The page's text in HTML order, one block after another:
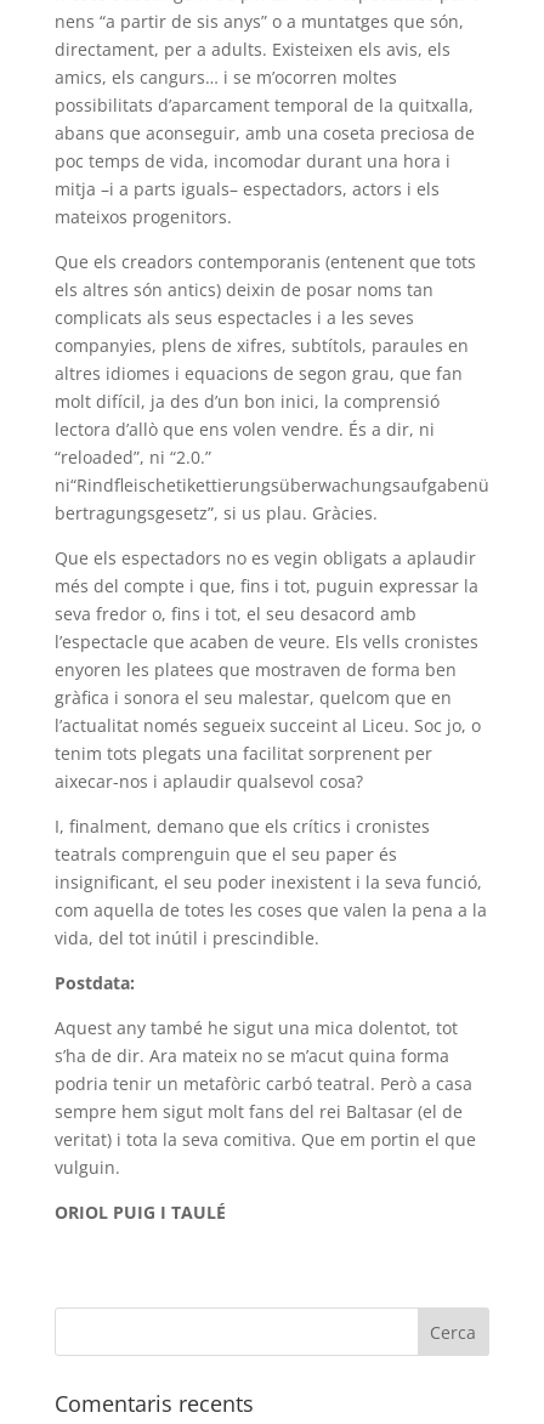
nens “a partir de sis anys” o a muntatges que són,
directament, per a adults. Existeixen els avis, els
amics, els cangurs… i se m’ocorren moltes
possibilitats d’aparcament temporal de la quitxalla,
abans que aconseguir, amb una coseta preciosa de
poc temps de vida, incomodar durant una hora i
mitja –i a parts iguals– espectadors, actors i els
mateixos progenitors.
Que els creadors contemporanis (entenent que tots
els altres són antics) deixin de posar noms tan
complicats als seus espectacles i a les seves
companyies, plens de xifres, subtítols, paraules en
altres idiomes i equacions de segon grau, que fan
molt difícil, ja des d’un bon inici, la comprensió
lectora d’allò que ens volen vendre. És a dir, ni
“reloaded”, ni “2.0.”
ni“Rindfleischetikettierungsüberwachungsaufgabenü
bertragungsgesetz”, si us plau. Gràcies.
Que els espectadors no es vegin obligats a aplaudir
més del compte i que, fins i tot, puguin expressar la
seva fredor o, fins i tot, el seu desacord amb
l’espectacle que acaben de veure. Els vells cronistes
enyoren les platees que mostraven de forma ben
gràfica i sonora el seu malestar, quelcom que en
l’actualitat només segueix succeint al Liceu. Soc jo, o
tenim tots plegats una facilitat sorprenent per
aixecar-nos i aplaudir qualsevol cosa?
I, finalment, demano que els crítics i cronistes
teatrals comprenguin que el seu paper és
insignificant, el seu poder inexistent i la seva funció,
com aquella de totes les coses que valen la pena a la
vida, del tot inútil i prescindible.
Postdata:
Aquest any també he sigut una mica dolentot, tot
s’ha de dir. Ara mateix no se m’acut quina forma
podria tenir un metafòric carbó teatral. Però a casa
sempre hem sigut molt fans del rei Baltasar (el de
veritat) i tota la seva comitiva. Que em portin el que
vulguin.
ORIOL PUIG I TAULÉ
Comentaris recents